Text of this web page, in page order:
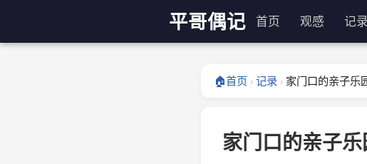
平哥偶记 首页 观感 记录
🏠首页 › 记录 › 家门口的亲子乐
家门口的亲子